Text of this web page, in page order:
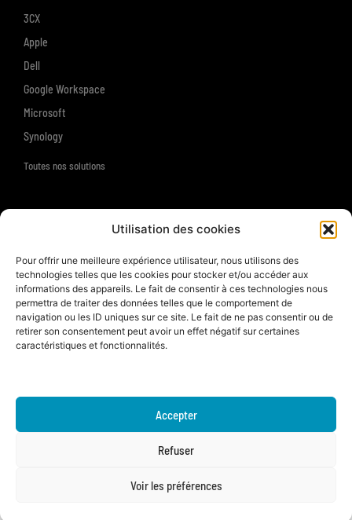
Utilisation des cookies
Pour offrir une meilleure expérience utilisateur, nous utilisons des
technologies telles que les cookies pour stocker et/ou accéder aux
informations des appareils. Le fait de consentir à ces technologies nous
permettra de traiter des données telles que le comportement de
navigation ou les ID uniques sur ce site. Le fait de ne pas consentir ou de
retirer son consentement peut avoir un effet négatif sur certaines
caractéristiques et fonctionnalités.
Accepter
Refuser
Voir les préférences
3CX
Apple
Dell
Google Workspace
Microsoft
Synology
Toutes nos solutions
À propos
La société
L'équipe
Historique
Nous contacter
Made with
by AAMSET